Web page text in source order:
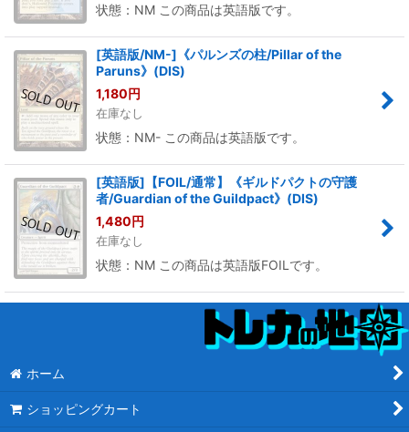
状態：NM この商品は英語版です。
[英語版/NM-]《パルンズの柱/Pillar of the
Paruns》(DIS)
1,180円
在庫なし
状態：NM- この商品は英語版です。
[英語版]【FOIL/通常】《ギルドパクトの守護
者/Guardian of the Guildpact》(DIS)
1,480円
在庫なし
状態：NM この商品は英語版FOILです。
ホーム
ショッピングカート